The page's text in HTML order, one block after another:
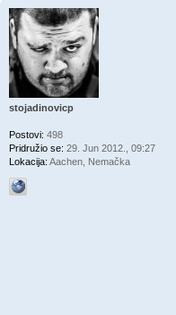
stojadinovicp
Postovi: 498
Pridružio se: 29. Jun 2012., 09:27
Lokacija: Aachen, Nemačka